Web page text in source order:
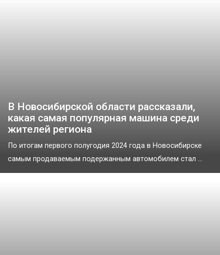
В Новосибирской области рассказали,
какая самая популярная машина среди
жителей региона
По итогам первого полугодия 2024 года в Новосибирске
самым продаваемым подержанным автомобилем стал ...